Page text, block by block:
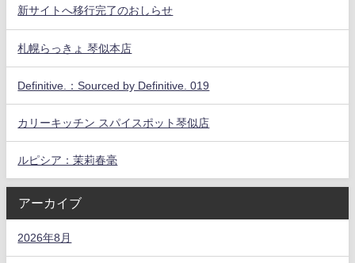
新サイトへ移行完了のおしらせ
札幌らっきょ 琴似本店
Definitive.：Sourced by Definitive. 019
カリーキッチン スパイスポット琴似店
ルピシア：茉莉春毫
アーカイブ
2026年8月